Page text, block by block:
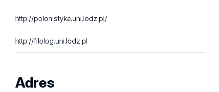
http://polonistyka.uni.lodz.pl/
http://filolog.uni.lodz.pl
Adres